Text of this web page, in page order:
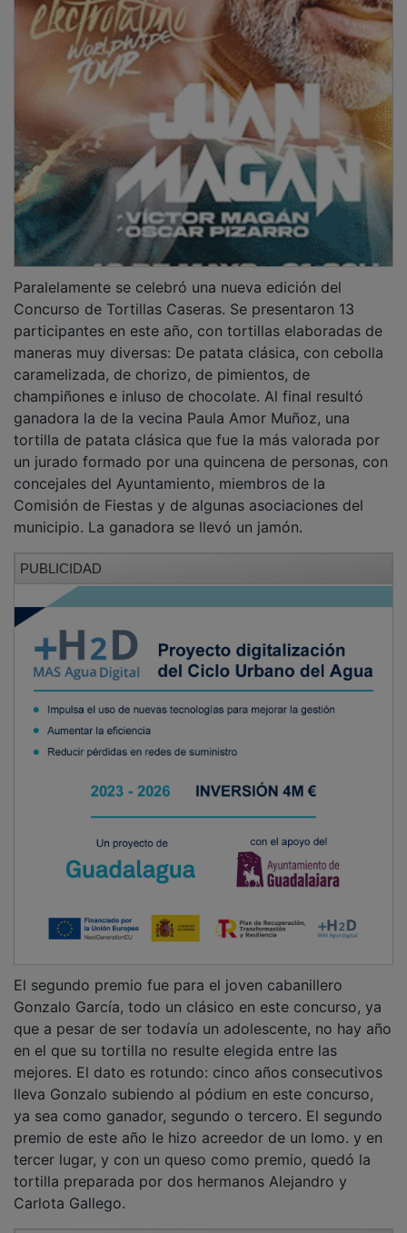
Concurso de Tortillas Caseras. Se presentaron 13
participantes en este año, con tortillas elaboradas de
maneras muy diversas: De patata clásica, con cebolla
caramelizada, de chorizo, de pimientos, de
champiñones e inluso de chocolate. Al final resultó
ganadora la de la vecina Paula Amor Muñoz, una
tortilla de patata clásica que fue la más valorada por
un jurado formado por una quincena de personas, con
concejales del Ayuntamiento, miembros de la
Comisión de Fiestas y de algunas asociaciones del
municipio. La ganadora se llevó un jamón.
Gonzalo García, todo un clásico en este concurso, ya
que a pesar de ser todavía un adolescente, no hay año
en el que su tortilla no resulte elegida entre las
mejores. El dato es rotundo: cinco años consecutivos
lleva Gonzalo subiendo al pódium en este concurso,
ya sea como ganador, segundo o tercero. El segundo
premio de este año le hizo acreedor de un lomo. y en
tercer lugar, y con un queso como premio, quedó la
tortilla preparada por dos hermanos Alejandro y
Carlota Gallego.